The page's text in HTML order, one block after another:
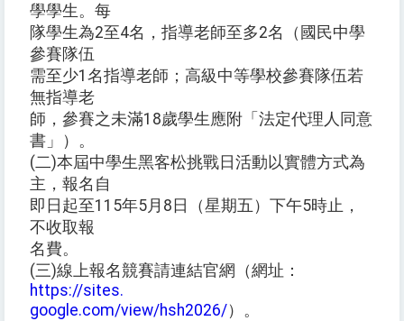
學學生。每
隊學生為2至4名，指導老師至多2名（國民中學
參賽隊伍
需至少1名指導老師；高級中等學校參賽隊伍若
無指導老
師，參賽之未滿18歲學生應附「法定代理人同意
書」）。
(二)本屆中學生黑客松挑戰日活動以實體方式為
主，報名自
即日起至115年5月8日（星期五）下午5時止，
不收取報
名費。
(三)線上報名競賽請連結官網（網址：
https://sites.
google.com/view/hsh2026/）。